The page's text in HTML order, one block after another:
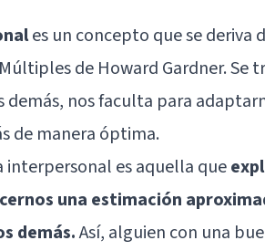
es un concepto que se deriva
de Howard Gardner. Se
nos faculta para
de manera óptima.
es aquella que
una estimación
demás.Así, alguien con una